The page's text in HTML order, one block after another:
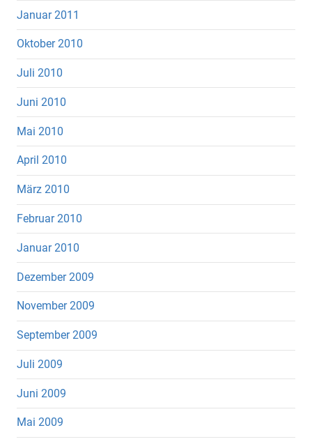
Januar 2011
Oktober 2010
Juli 2010
Juni 2010
Mai 2010
April 2010
März 2010
Februar 2010
Januar 2010
Dezember 2009
November 2009
September 2009
Juli 2009
Juni 2009
Mai 2009